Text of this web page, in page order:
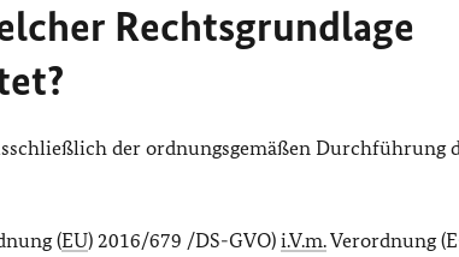
Rechtsgrundlage
der ordnungsgemäßen Durchführung
(EU) 2016/679 /DS-GVO) i.V.m.Verordnung